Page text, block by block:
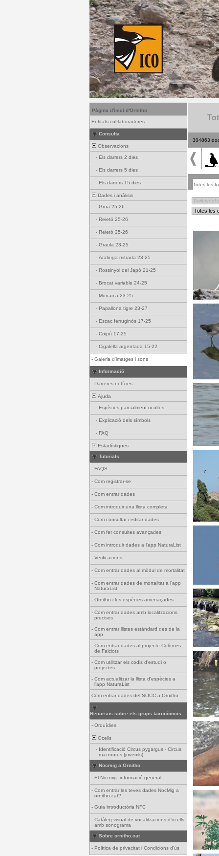
Pàgina d'inici d'Ornitho
Entitats col·laboradores
Consulta
Observacions
- Els darrers 2 dies
- Els darrers 5 dies
- Els darrers 15 dies
Dades i anàlisis
- Grua 25-26
- Reietó 25-26
- Reietó 25-26
- Graula 23-25
- Aratinga mitrada 23-25
- Rossinyol del Japó 21-25
- Brocat variable 24-25
- Monarca 23-25
- Papallona tigre 23-27
- Escac ferruginós 17-25
- Coipú 17-25
- Cigalella argentada 15-22
- Galeria d'imatges i sons
Informació
- Darreres notícies
Ajuda
- Espècies parcialment ocultes
- Explicació dels símbols
- FAQ
Estadístiques
Tutorials
- FAQS
- Com registrar-se
- Com entrar dades
- Com introduir una llista completa
- Com consultar i editar dades
- Com fer consultes avançades
- Com introduir dades a l'app NaturaList
- Verificacions
- Com entrar dades al mòdul de mortalitat
- Com entrar dades de mortalitat a l'app
NaturaList
- Ornitho i les espècies amenaçades
- Com entrar dades amb localitzacions
precises
- Com entrar llistes estàndard des de la
app
- Com entrar dades al projecte Colònies
de Falciots
- Com utilitzar els codis d'estudi o
projectes
- Com actualitzar la llista d'espècies a
l'app NaturaList
Com entrar dades del SOCC a Ornitho
Recursos sobre els grups taxonòmics
- Orquídies
Ocells
- Identificació Circus pygargus - Circus
macrourus (juvenils)
Nocmig a Ornitho
- El Nocmig- informació general
- Com entrar les teves dades NocMig a
ornitho.cat?
- Guia introductòria NFC
- Catàleg visual de vocalitzacions d'ocells
amb sonograma
Sobre ornitho.cat
- Política de privacitat i Condicions d'ús
304863
Totes les